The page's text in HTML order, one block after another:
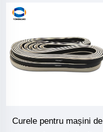
Curele pentru mașini de